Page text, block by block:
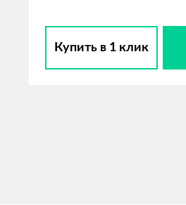
Купить в 1 клик